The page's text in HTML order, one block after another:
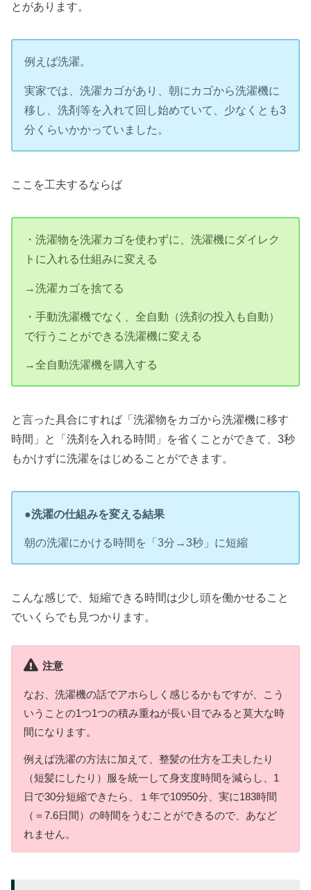
とがあります。
例えば洗濯。
実家では、洗濯カゴがあり、朝にカゴから洗濯機に
移し、洗剤等を入れて回し始めていて、少なくとも3
分くらいかかっていました。
ここを工夫するならば
・洗濯物を洗濯カゴを使わずに、洗濯機にダイレク
トに入れる仕組みに変える
→洗濯カゴを捨てる
・手動洗濯機でなく、全自動（洗剤の投入も自動）
で行うことができる洗濯機に変える
→全自動洗濯機を購入する
と言った具合にすれば「洗濯物をカゴから洗濯機に移す
時間」と「洗剤を入れる時間」を省くことができて、3秒
もかけずに洗濯をはじめることができます。
●洗濯の仕組みを変える結果
朝の洗濯にかける時間を「3分→3秒」に短縮
こんな感じで、短縮できる時間は少し頭を働かせること
でいくらでも見つかります。
注意
なお、洗濯機の話でアホらしく感じるかもですが、こう
いうことの1つ1つの積み重ねが長い目でみると莫大な時
間になります。
例えば洗濯の方法に加えて、整髪の仕方を工夫したり
（短髪にしたり）服を統一して身支度時間を減らし、1
日で30分短縮できたら、１年で10950分、実に183時間
（＝7.6日間）の時間をうむことができるので、あなど
れません。